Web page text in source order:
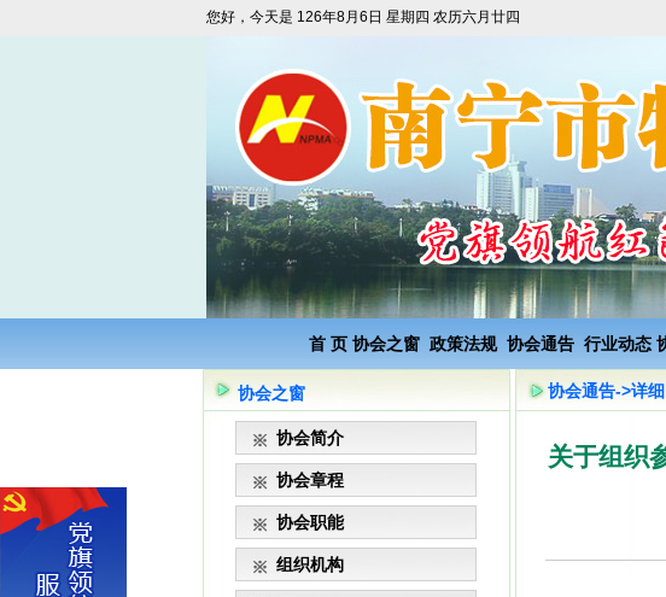
您好，今天是 126年8月6日 星期四 农历六月廿四
首 页 协会之窗 政策法规 协会通告 行业动态
协会之窗
协会简介
协会章程
协会职能
组织机构
协会通告->详
关于组织